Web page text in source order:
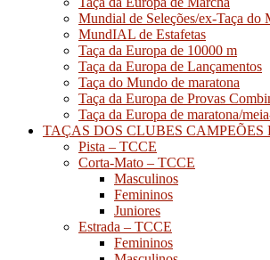
Mundial de Seleções/ex-Taça do
MundIAL de Estafetas
Taça da Europa de 10000 m
Taça da Europa de Lançamentos
Taça do Mundo de maratona
Taça da Europa de Provas
Taça da Europa de maratona/
TAÇAS DOS CLUBES CAMPEÕES
Pista – TCCE
Corta-Mato – TCCE
Masculinos
Femininos
Juniores
Estrada – TCCE
Femininos